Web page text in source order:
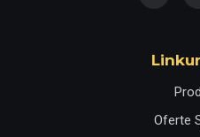
Oferte